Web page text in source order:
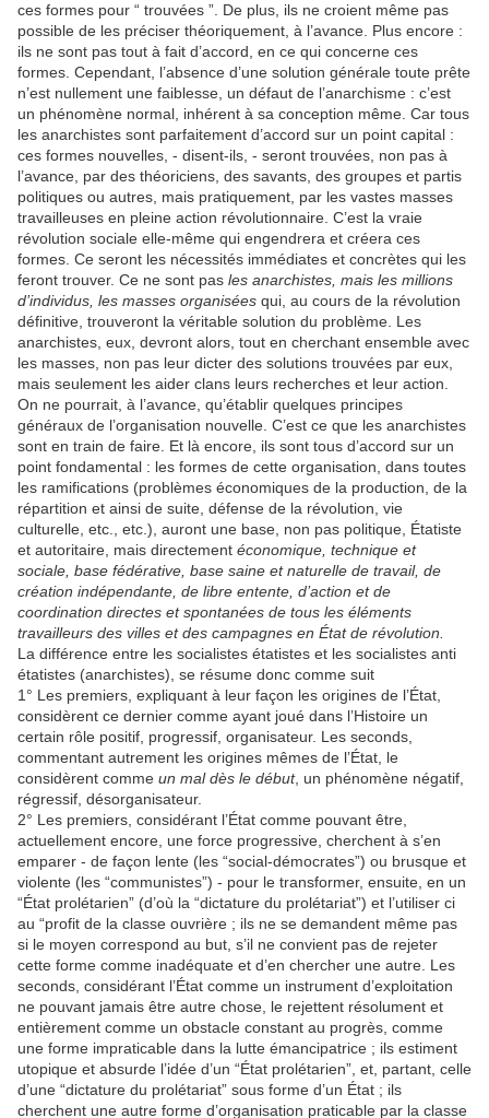
ces formes pour “ trouvées ”. De plus, ils ne croient même pas
possible de les préciser théoriquement, à l’avance. Plus encore :
ils ne sont pas tout à fait d’accord, en ce qui concerne ces
formes. Cependant, l’absence d’une solution générale toute prête
n’est nullement une faiblesse, un défaut de l’anarchisme : c’est
un phénomène normal, inhérent à sa conception même. Car tous
les anarchistes sont parfaitement d’accord sur un point capital :
ces formes nouvelles, - disent-ils, - seront trouvées, non pas à
l’avance, par des théoriciens, des savants, des groupes et partis
politiques ou autres, mais pratiquement, par les vastes masses
travailleuses en pleine action révolutionnaire. C’est la vraie
révolution sociale elle-même qui engendrera et créera ces
formes. Ce seront les nécessités immédiates et concrètes qui les
feront trouver. Ce ne sont pas les anarchistes, mais les millions
d’individus, les masses organisées qui, au cours de la révolution
définitive, trouveront la véritable solution du problème. Les
anarchistes, eux, devront alors, tout en cherchant ensemble avec
les masses, non pas leur dicter des solutions trouvées par eux,
mais seulement les aider clans leurs recherches et leur action.
On ne pourrait, à l’avance, qu’établir quelques principes
généraux de l’organisation nouvelle. C’est ce que les anarchistes
sont en train de faire. Et là encore, ils sont tous d’accord sur un
point fondamental : les formes de cette organisation, dans toutes
les ramifications (problèmes économiques de la production, de la
répartition et ainsi de suite, défense de la révolution, vie
culturelle, etc., etc.), auront une base, non pas politique, Étatiste
et autoritaire, mais directement économique, technique et
sociale, base fédérative, base saine et naturelle de travail, de
création indépendante, de libre entente, d’action et de
coordination directes et spontanées de tous les éléments
travailleurs des villes et des campagnes en État de révolution.
La différence entre les socialistes étatistes et les socialistes anti
étatistes (anarchistes), se résume donc comme suit
1° Les premiers, expliquant à leur façon les origines de l’État,
considèrent ce dernier comme ayant joué dans l’Histoire un
certain rôle positif, progressif, organisateur. Les seconds,
commentant autrement les origines mêmes de l’État, le
considèrent comme un mal dès le début, un phénomène négatif,
régressif, désorganisateur.
2° Les premiers, considérant l’État comme pouvant être,
actuellement encore, une force progressive, cherchent à s’en
emparer - de façon lente (les “social-démocrates”) ou brusque et
violente (les “communistes”) - pour le transformer, ensuite, en un
“État prolétarien” (d’où la “dictature du prolétariat”) et l’utiliser ci
au “profit de la classe ouvrière ; ils ne se demandent même pas
si le moyen correspond au but, s’il ne convient pas de rejeter
cette forme comme inadéquate et d’en chercher une autre. Les
seconds, considérant l’État comme un instrument d’exploitation
ne pouvant jamais être autre chose, le rejettent résolument et
entièrement comme un obstacle constant au progrès, comme
une forme impraticable dans la lutte émancipatrice ; ils estiment
utopique et absurde l’idée d’un “État prolétarien”, et, partant, celle
d’une “dictature du prolétariat” sous forme d’un État ; ils
cherchent une autre forme d’organisation praticable par la classe